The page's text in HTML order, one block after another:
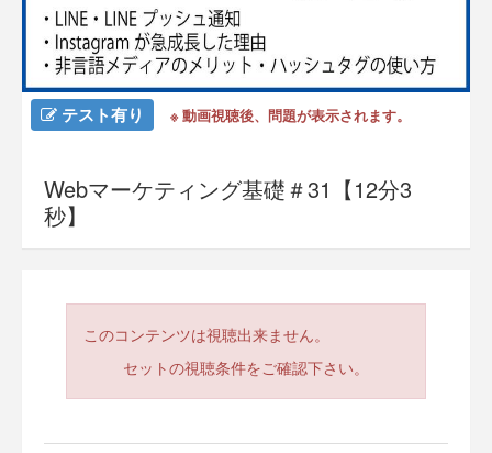
テスト有り ※ 動画視聴後、問題が表示されます。
Webマーケティング基礎＃31【12分3
秒】
このコンテンツは視聴出来ません。
セットの視聴条件をご確認下さい。